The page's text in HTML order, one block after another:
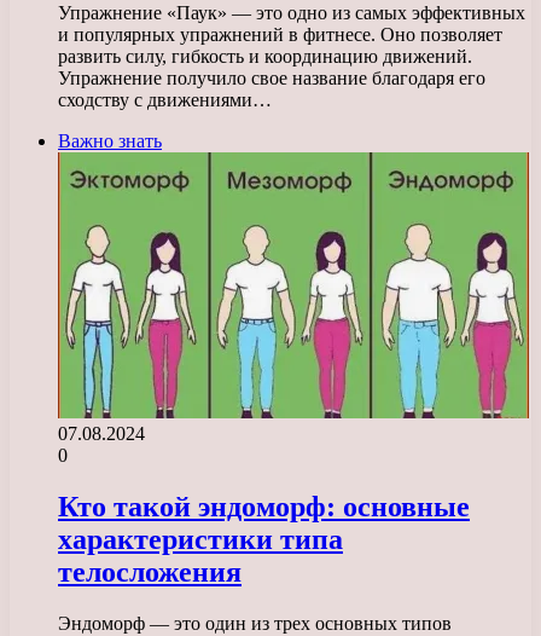
Упражнение «Паук» — это одно из самых эффективных
и популярных упражнений в фитнесе. Оно позволяет
развить силу, гибкость и координацию движений.
Упражнение получило свое название благодаря его
сходству с движениями…
Важно знать
07.08.2024
0
Кто такой эндоморф: основные
характеристики типа
телосложения
Эндоморф — это один из трех основных типов